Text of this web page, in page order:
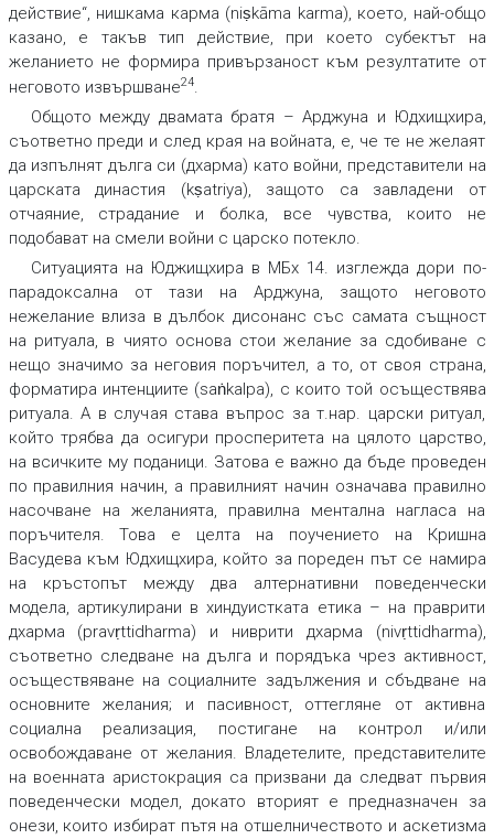
действие“, нишкама карма (niṣkāma karma), което, най-общо
казано, е такъв тип действие, при което субектът на
желанието не формира привързаност към резултатите от
неговото извършване24.
Общото между двамата братя – Арджуна и Юдхищхира,
съответно преди и след края на войната, е, че те не желаят
да изпълнят дълга си (дхарма) като войни, представители на
царската династия (kṣatriya), защото са завладени от
отчаяние, страдание и болка, все чувства, които не
подобават на смели войни с царско потекло.
Ситуацията на Юджищхира в МБх 14. изглежда дори по-
парадоксална от тази на Арджуна, защото неговото
нежелание влиза в дълбок дисонанс със самата същност
на ритуала, в чиято основа стои желание за сдобиване с
нещо значимо за неговия поръчител, а то, от своя страна,
форматира интенциите (saṅkalpa), с които той осъществява
ритуала. А в случая става въпрос за т.нар. царски ритуал,
който трябва да осигури просперитета на цялото царство,
на всичките му поданици. Затова е важно да бъде проведен
по правилния начин, а правилният начин означава правилно
насочване на желанията, правилна ментална нагласа на
поръчителя. Това е целта на поучението на Кришна
Васудева към Юдхищхира, който за пореден път се намира
на кръстопът между два алтернативни поведенчески
модела, артикулирани в хиндуистката етика – на праврити
дхарма (pravṛttidharma) и ниврити дхарма (nivṛttidharma),
съответно следване на дълга и порядъка чрез активност,
осъществяване на социалните задължения и сбъдване на
основните желания; и пасивност, оттегляне от активна
социална реализация, постигане на контрол и/или
освобождаване от желания. Владетелите, представителите
на военната аристокрация са призвани да следват първия
поведенчески модел, докато вторият е предназначен за
онези, които избират пътя на отшелничеството и аскетизма